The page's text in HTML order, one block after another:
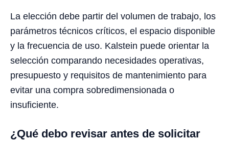
La elección debe partir del volumen de trabajo, los
parámetros técnicos críticos, el espacio disponible
y la frecuencia de uso. Kalstein puede orientar la
selección comparando necesidades operativas,
presupuesto y requisitos de mantenimiento para
evitar una compra sobredimensionada o
insuficiente.
¿Qué debo revisar antes de solicitar